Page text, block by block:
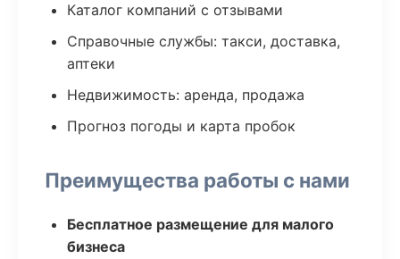
Каталог компаний с отзывами
Справочные службы: такси, доставка,
аптеки
Недвижимость: аренда, продажа
Прогноз погоды и карта пробок
Преимущества работы с нами
Бесплатное размещение для малого
бизнеса